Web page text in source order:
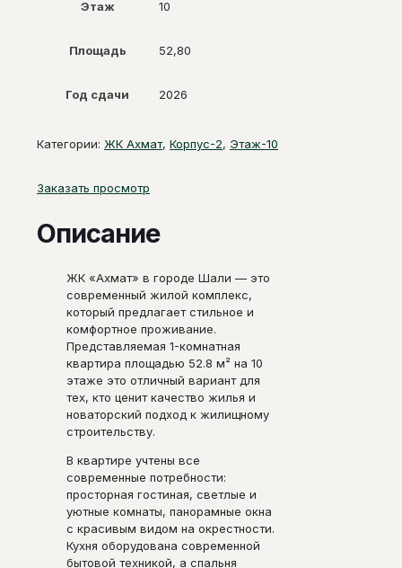
Этаж 10
Площадь 52,80
Год сдачи 2026
Категории: ЖК Ахмат, Корпус-2, Этаж-10
Заказать просмотр
Описание
ЖК «Ахмат» в городе Шали — это
современный жилой комплекс,
который предлагает стильное и
комфортное проживание.
Представляемая 1-комнатная
квартира площадью 52.8 м² на 10
этаже это отличный вариант для
тех, кто ценит качество жилья и
новаторский подход к жилищному
строительству.
В квартире учтены все
современные потребности:
просторная гостиная, светлые и
уютные комнаты, панорамные окна
с красивым видом на окрестности.
Кухня оборудована современной
бытовой техникой, а спальня